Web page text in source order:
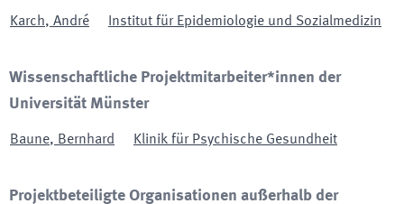
Karch, André Institut für Epidemiologie und Sozialmedizin
Wissenschaftliche Projektmitarbeiter*innen der
Universität Münster
Baune, Bernhard Klinik für Psychische Gesundheit
Projektbeteiligte Organisationen außerhalb der